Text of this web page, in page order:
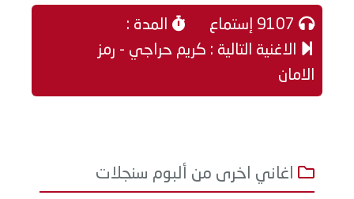
المدة :
الاغنية التالية : كريم حراجي - رمز
الامان
اغاني اخرى من ألبوم سنجلات